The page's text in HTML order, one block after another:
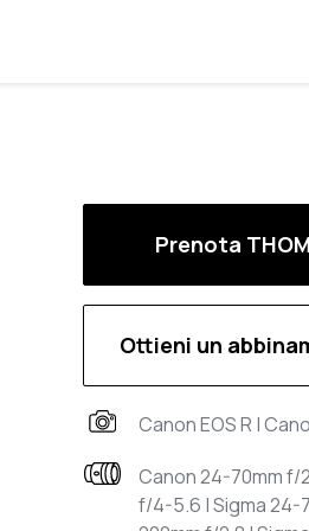
Prenota
Ottieni un
Canon EOS R |
Canon 24-70mm f/
f/4-5.6 | Sigma 24-